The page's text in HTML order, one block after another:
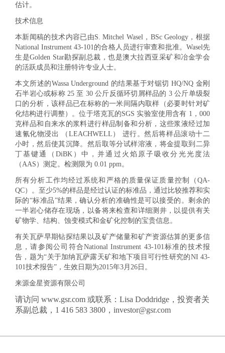
估计。
技术信息
本新闻稿的技术内容已由S. Mitchel Wasel，BSc Geology，根据
National Instrument 43-101的合格人员进行审查和批准。Wasel先
生是Golden Star勘探副总裁，也是澳大拉西亚采矿和冶金学会
的活跃成员和注册特许专业人士。
本文所述的Wassa Underground 的结果基于对锯切 HQ/NQ 金刚
石半岩心或标称 25 至 30 公斤反循环切屑样品的 3 公斤单级裂
口的分析，该样品已在标称的一米间隔内取样（必要时针对矿
化结构进行调整）。位于塔克瓦的SGS 实验室使用含有 1，000
克样品和自来水的浆料进行样品制备和分析，这些浆液经过加
速氰化物浸出 （LEACHWELL） 进行。然后将样品滚动十二
小时，然后使其沉降。然后取等分试样溶液，将金提取到二异
丁基键通（DiBK）中，并通过火焰原子吸收分光光度法
（AAS）测定。检测限为 0.01 ppm。
所有分析工作均经过系统和严格的质量保证质量控制（QA-
QC）。至少5%的样品是经过认证的标准品，通过比较推荐和实
际的“标准品”结果，确认分析的准确性是可以接受的。剩余的
一半岩心储存在现场，以备将来检查和详细测井，以提供有关
矿物学、结构、蚀变模式和金矿化控制的宝贵信息。
有关瓦萨早期钻探结果以及矿产储量和矿产资源估算的更多信
息，请参阅公司符合National Instrument 43-101标准的技术报
告，题为“关于加纳瓦萨露天矿和地下项目可行性研究的NI 43-
101技术报告”，生效日期为2015年3月26日。
来源金星资源有限公司
请访问 www.gsr.com 或联系：Lisa Doddridge，投资者关
系副总裁，1 416 583 3800，investor@gsr.com